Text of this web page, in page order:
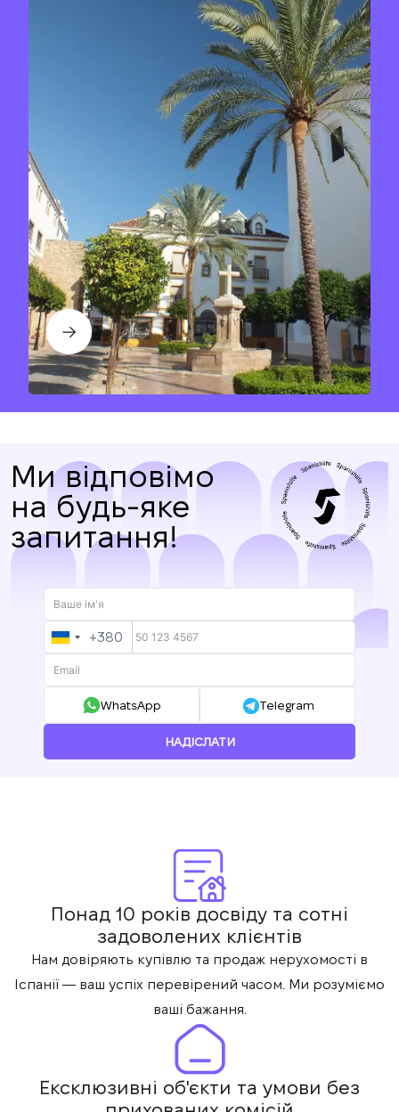
Ми відповімо
на будь-яке
запитання!
UKRAINE
+380
+380
WhatsApp Telegram
НАДІСЛАТИ
Понад 10 років досвіду та сотні
задоволених клієнтів
Нам довіряють купівлю та продаж нерухомості в
Іспанії — ваш успіх перевірений часом. Ми розуміємо
ваші бажання.
Ексклюзивні об'єкти та умови без
Дякуємо!
Ми отримали ваш
запит і відповімо
найближчим часом.
Дякуємо!
Підписку на оновлення успішно
оформлено.
Залиште свої контактні дані, і ми
зв’яжемося з вами найближчим часом.